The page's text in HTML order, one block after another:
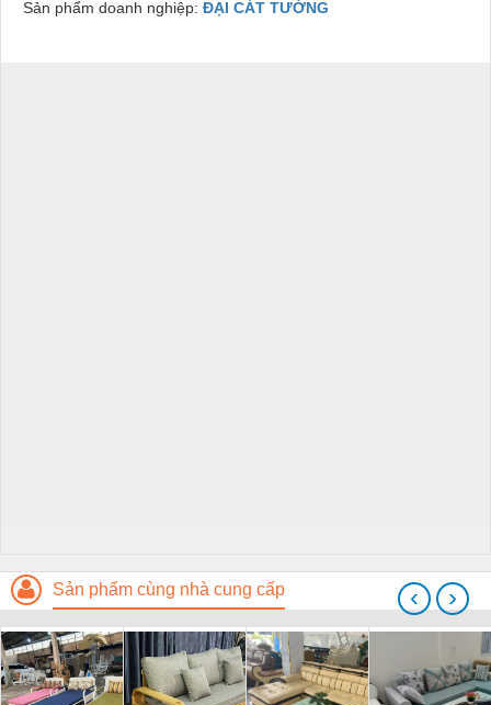
Sản phẩm doanh nghiệp: ĐẠI CÁT TƯỜNG
Sản phẩm cùng nhà cung cấp ‹ ›